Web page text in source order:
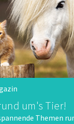
um's Tier!
Themen